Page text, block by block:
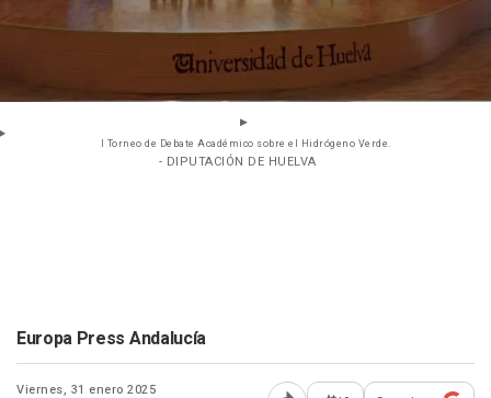
I Torneo de Debate Académico sobre el Hidrógeno Verde.
- DIPUTACIÓN DE HUELVA
Europa Press Andalucía
Viernes, 31 enero 2025